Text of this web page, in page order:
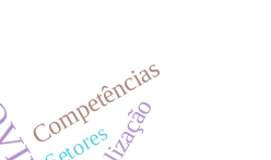
Competências
Setores